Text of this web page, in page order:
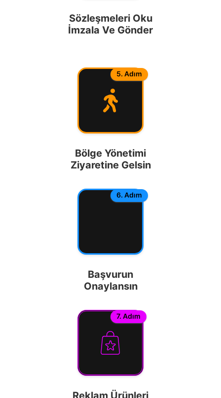
Sözleşmeleri Oku
İmzala Ve Gönder
Bölge Yönetimi
Ziyaretine Gelsin
5. Adım
Başvurun
Onaylansın
6. Adım
Reklam Ürünleri
7. Adım